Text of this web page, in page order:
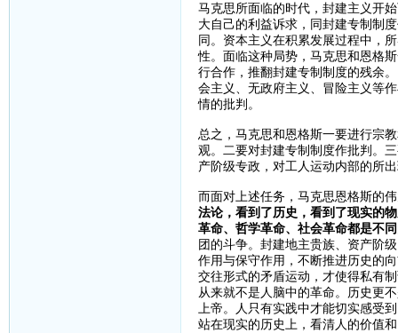
马克思所面临的时代，封建主义开
大自己的利益诉求，同封建专制制
同。资本主义在积累发展过程中，
性。面临这种局势，马克思和恩格
行合作，推翻封建专制制度的残余
会主义、无政府主义、冒险主义等
情的批判。
总之，马克思和恩格斯一要进行宗
观。二要对封建专制制度作批判。
产阶级专政，对工人运动内部的所
而面对上述任务，马克思恩格斯的
法论，看到了历史，看到了现实的
革命、哲学革命、社会革命都是不
团的斗争。封建地主贵族、资产阶
作用与保守作用，不断推进历史的
交往形式的矛盾运动，才使得私有
从来就不是人脑中的革命。历史更
上帝。人只有实践中才能切实感受
站在现实的历史上，看清人的价值